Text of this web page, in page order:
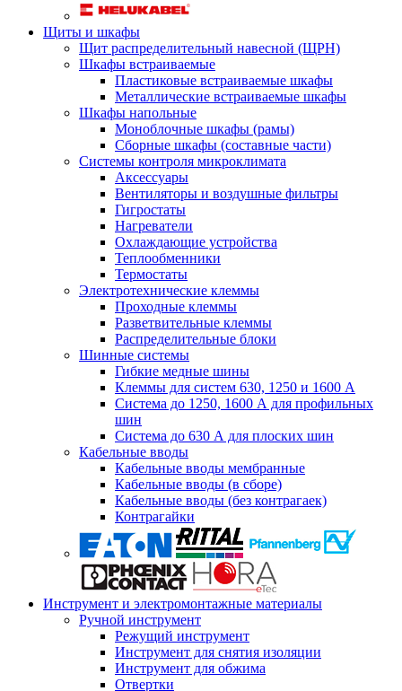
Щиты и шкафы
Щит распределительный навесной (ЩРН)
Шкафы встраиваемые
Пластиковые встраиваемые шкафы
Металлические встраиваемые шкафы
Шкафы напольные
Моноблочные шкафы (рамы)
Сборные шкафы (составные части)
Системы контроля микроклимата
Аксессуары
Вентиляторы и воздушные фильтры
Гигростаты
Нагреватели
Охлаждающие устройства
Теплообменники
Термостаты
Электротехнические клеммы
Проходные клеммы
Разветвительные клеммы
Распределительные блоки
Шинные системы
Гибкие медные шины
Клеммы для систем 630, 1250 и 1600 А
Система до 1250, 1600 А для профильных
шин
Система до 630 А для плоских шин
Кабельные вводы
Кабельные вводы мембранные
Кабельные вводы (в сборе)
Кабельные вводы (без контрагаек)
Контрагайки
Инструмент и электромонтажные материалы
Ручной инструмент
Режущий инструмент
Инструмент для снятия изоляции
Инструмент для обжима
Отвертки